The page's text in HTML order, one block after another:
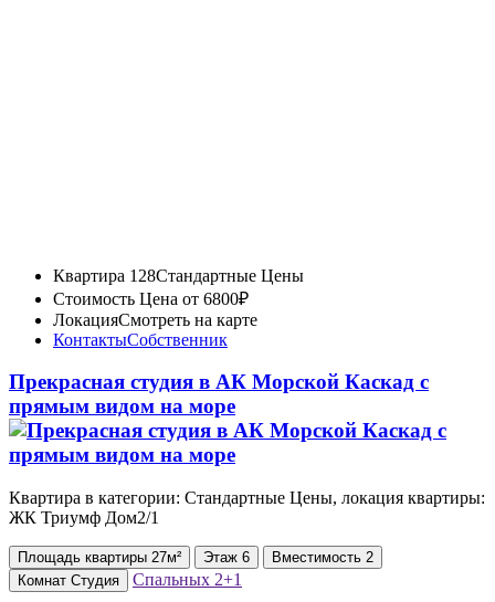
Квартира 128Стандартные Цены
Стоимость Цена от 6800₽
ЛокацияСмотреть на карте
КонтактыСобственник
Прекрасная студия в АК Морской Каскад с
прямым видом на море
Квартира в категории: Стандартные Цены, локация квартиры:
ЖК Триумф Дом2/1
Площадь квартиры 27м² Этаж 6 Вместимость 2
Комнат Студия Спальных 2+1